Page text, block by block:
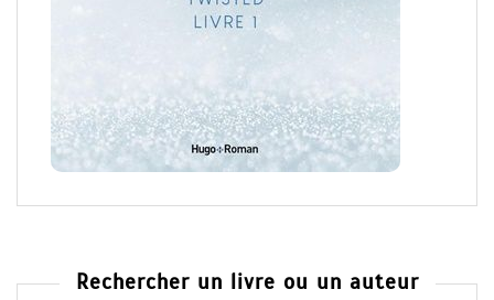
Rechercher un livre ou un auteur